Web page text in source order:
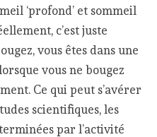
‘profond’ et sommeil
c’est juste
vous êtes dans une
vous ne bougez
Ce qui peut s’avérer
scientifiques, les
par l’activité